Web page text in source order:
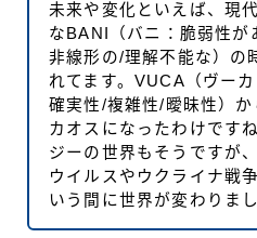
未来や変化といえば、現
なBANI（バニ：脆弱性が
非線形の/理解不能な）の
れてます。VUCA（ヴー
確実性/複雑性/曖昧性）か
カオスになったわけです
ジーの世界もそうですが
ウイルスやウクライナ戦
いう間に世界が変わりまし